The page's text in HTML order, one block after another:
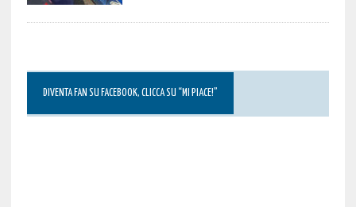
DIVENTA FAN SU FACEBOOK, CLICCA SU “MI PIACE!”